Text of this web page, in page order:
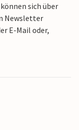
können sich über
Newsletter
E-Mail oder,